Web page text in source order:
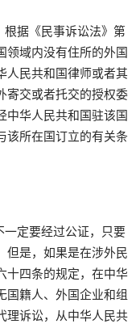
据《民事诉讼法》第
领域内没有住所的外国
人民共和国律师或者其
寄交或者托交的授权委
中华人民共和国驻该国
该所在国订立的有关条
定要经过公证，只要
但是，如果是在涉外民
十四条的规定，在中华
国籍人、外国企业和组
理诉讼，从中华人民共